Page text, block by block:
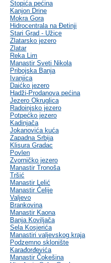
Stopića pećina
Kanjon Drine
Mokra Gora
Hidrocentrala na Đetinji
Stari Grad - Užice
Zlatarsko jezero
Zlatar
Reka Lim
Manastir Sveti Nikola
Pribojska Banja
Ivanjica
Daićko jezero
Hadži-Prodanova pećina
Jezero Okruglica
Radoinjsko jezero
Potpećko jezero
Kadinjača
Jokanovića kuća
Zapadna Srbija
Klisura Gradac
Povlen
Zvorničko jezero
Manastir Tronoša
Tršić
Manastir Lelić
Manastir Ćelije
Valjevo
Brankovina
Manastir Kaona
Banja Koviljača
Sela Kosjerića
Manastiri valjevskog kraja
Podzemno sklonište
Karađorđevića
Manastir Čokešina